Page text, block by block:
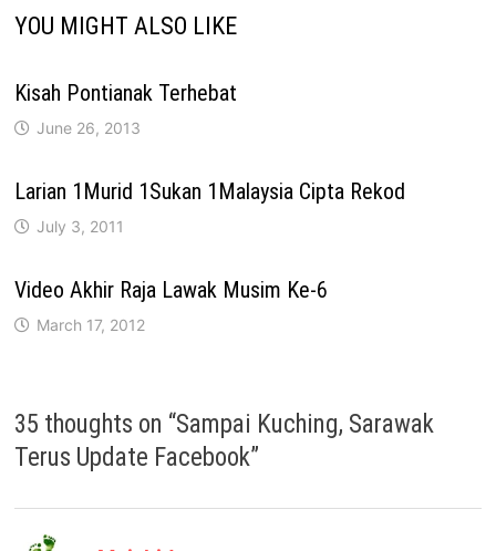
YOU MIGHT ALSO LIKE
Kisah Pontianak Terhebat
June 26, 2013
Larian 1Murid 1Sukan 1Malaysia Cipta Rekod
July 3, 2011
Video Akhir Raja Lawak Musim Ke-6
March 17, 2012
35 thoughts on “Sampai Kuching, Sarawak
Terus Update Facebook”